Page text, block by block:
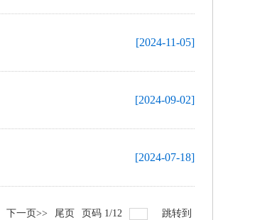
[2024-11-05]
[2024-09-02]
[2024-07-18]
下一页>> 尾页 页码 1/12 跳转到